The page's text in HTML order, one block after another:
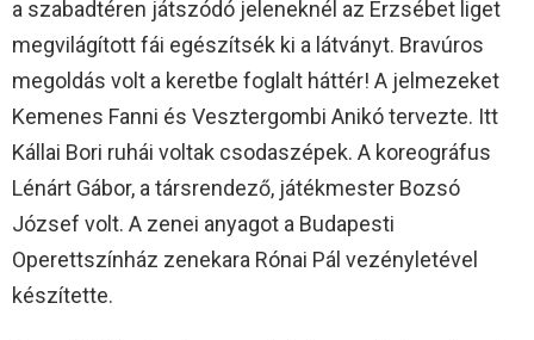
a szabadtéren játszódó jeleneknél az Erzsébet liget
megvilágított fái egészítsék ki a látványt. Bravúros
megoldás volt a keretbe foglalt háttér! A jelmezeket
Kemenes Fanni és Vesztergombi Anikó tervezte. Itt
Kállai Bori ruhái voltak csodaszépek. A koreográfus
Lénárt Gábor, a társrendező, játékmester Bozsó
József volt. A zenei anyagot a Budapesti
Operettszínház zenekara Rónai Pál vezényletével
készítette.